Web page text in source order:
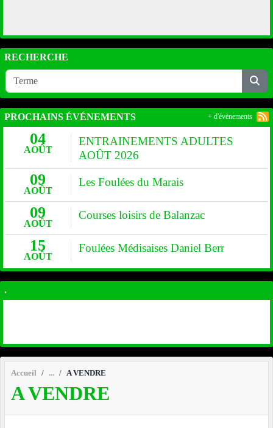
Accueil A VENDRE
A VENDRE
RECHERCHE
PROCHAINS ÉVÉNEMENTS
04
AOÛT
ENTRAINEMENTS ADULTES
AOÛT 2026
09
AOÛT
Les Foulées du Marais
09
AOÛT
Courses loisirs de Balanzac
15
AOÛT
Foulées Médisaises Daniel Berr
+ d'évènements
.